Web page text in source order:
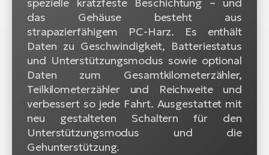
spezielle kratzfeste Beschichtung – und
das Gehäuse besteht aus
strapazierfähigem PC-Harz. Es enthält
Daten zu Geschwindigkeit, Batteriestatus
und Unterstützungsmodus sowie optional
Daten zum Gesamtkilometerzähler,
Teilkilometerzähler und Reichweite und
verbessert so jede Fahrt. Ausgestattet mit
neu gestalteten Schaltern für den
Unterstützungsmodus und die
Gehunterstützung.